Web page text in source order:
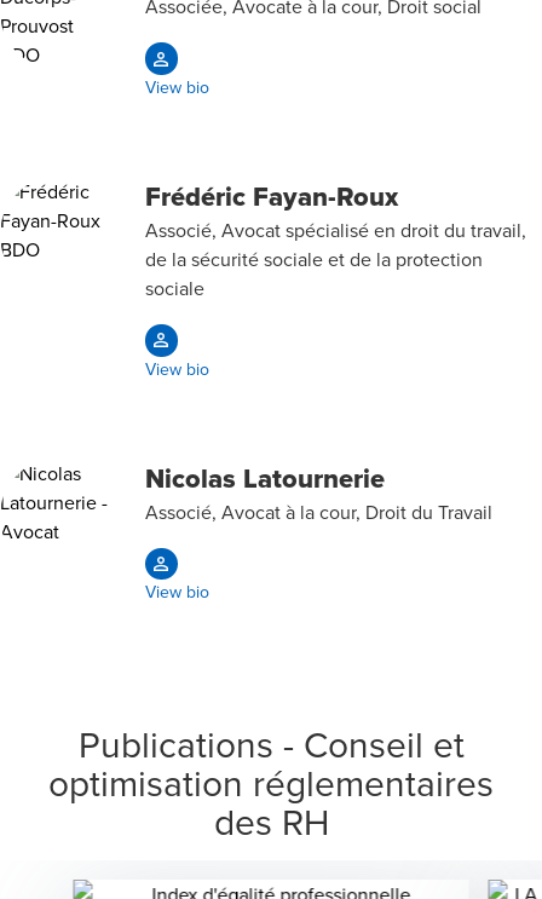
Associée, Avocate à la cour, Droit social
View bio
Frédéric Fayan-Roux
Associé, Avocat spécialisé en droit du travail,
de la sécurité sociale et de la protection
sociale
View bio
Nicolas Latournerie
Associé, Avocat à la cour, Droit du Travail
View bio
Publications - Conseil et
optimisation réglementaires
des RH